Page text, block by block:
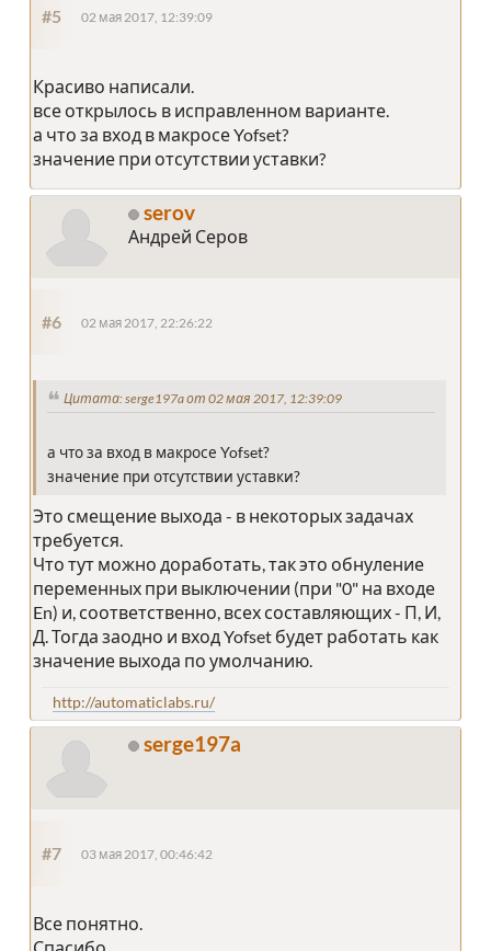
#5 02 мая 2017, 12:39:09
Красиво написали.
все открылось в исправленном варианте.
а что за вход в макросе Yofset?
значение при отсутствии уставки?
serov
Андрей Серов
#6 02 мая 2017, 22:26:22
Цитата: serge197a от 02 мая 2017, 12:39:09
а что за вход в макросе Yofset?
значение при отсутствии уставки?
Это смещение выхода - в некоторых задачах
требуется.
Что тут можно доработать, так это обнуление
переменных при выключении (при "0" на входе
En) и, соответственно, всех составляющих - П, И,
Д. Тогда заодно и вход Yofset будет работать как
значение выхода по умолчанию.
http://automaticlabs.ru/
serge197a
#7 03 мая 2017, 00:46:42
Все понятно.